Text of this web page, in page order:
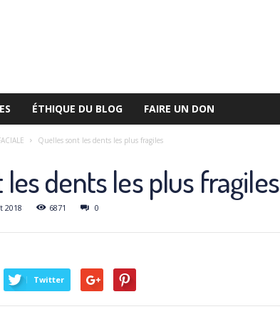
ÉTHIQUE DU BLOG FAIRE UN DON
Quelles sont les dents les plus fragiles
les dents les plus fragiles
2018 6871 0
Twitter